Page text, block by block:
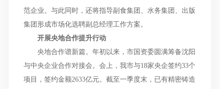
范企业。与此同时，还将指导副食集团、水务集团、出版
集团形成市场化选聘副总经理工作方案。
开展央地合作提升行动
央地合作谱新篇。年初以来，市国资委圆满筹备沈阳
与中央企业合作对接会。会上，我市与18家央企签约33个
项目，签约金额2633亿元。截至一季度末，已有精密铸造